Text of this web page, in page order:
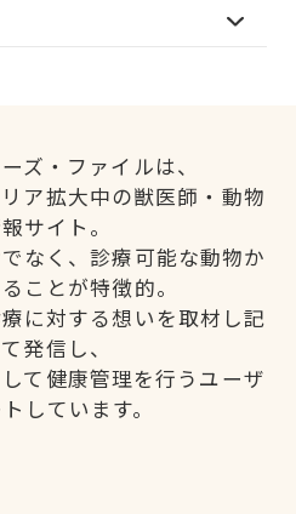
ズ・ファイルは、
ア拡大中の獣医師・動物
サイト。
なく、診療可能な動物か
ことが特徴的。
に対する想いを取材し記
発信し、
て健康管理を行うユーザ
しています。